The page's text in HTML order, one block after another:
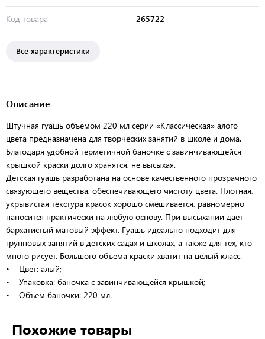
Код товара 265722
Все характеристики
Описание
Штучная гуашь объемом 220 мл серии «Классическая» алого
цвета предназначена для творческих занятий в школе и дома.
Благодаря удобной герметичной баночке с завинчивающейся
крышкой краски долго хранятся, не высыхая.
Детская гуашь разработана на основе качественного прозрачного
связующего вещества, обеспечивающего чистоту цвета. Плотная,
укрывистая текстура красок хорошо смешивается, равномерно
наносится практически на любую основу. При высыхании дает
бархатистый матовый эффект. Гуашь идеально подходит для
групповых занятий в детских садах и школах, а также для тех, кто
много рисует. Большого объема краски хватит на целый класс.
• Цвет: алый;
• Упаковка: баночка с завинчивающейся крышкой;
• Объем баночки: 220 мл.
Похожие товары